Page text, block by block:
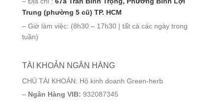
Trung (phường 5 cũ) TP. HCM
– Giờ làm việc: (8h30 – 17h30 | tất cả các ngày trong
tuần)
TÀI KHOẢN NGÂN HÀNG
CHỦ TÀI KHOẢN: Hộ kinh doanh Green-herb
– Ngân Hàng VIB: 932087345